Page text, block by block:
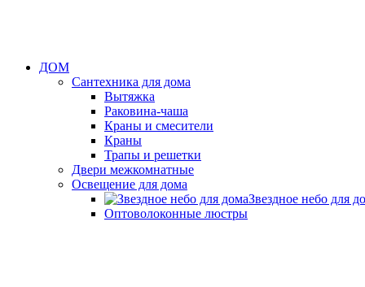
ДОМ
Сантехника для дома
Вытяжка
Раковина-чаша
Краны и смесители
Краны
Трапы и решетки
Двери межкомнатные
Освещение для дома
Звездное небо для
Оптоволоконные люстры